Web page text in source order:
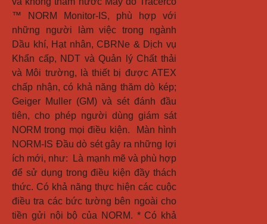
™ NORM Monitor-IS, phù hợp với
những người làm việc trong ngành
Dầu khí, Hạt nhân, CBRNe & Dịch vụ
Khẩn cấp, NDT và Quản lý Chất thải
và Môi trường, là thiết bị được ATEX
chấp nhận, có khả năng thăm dò kép;
Geiger Muller (GM) và sét đánh đầu
tiên, cho phép người dùng giám sát
NORM trong mọi điều kiện.  Màn hình
NORM-IS Đầu dò sét gây ra những lợi
ích mới, như:  Là mạnh mẽ và phù hợp
để sử dụng trong điều kiện đầy thách
thức. Có khả năng thực hiện các cuộc
điều tra các bức tường bên ngoài cho
tiền gửi nội bộ của NORM. * Có khả